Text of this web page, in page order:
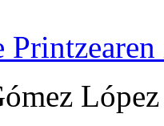
López